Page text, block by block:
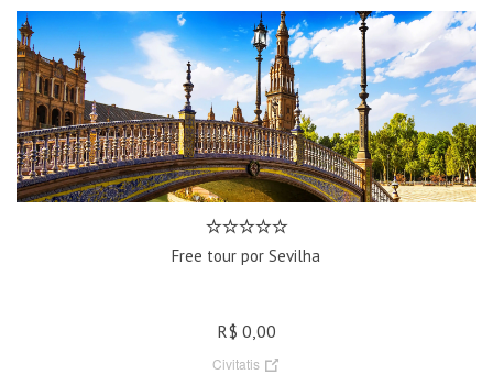
Free tour por Sevilha
R$ 0,00
Civitatis